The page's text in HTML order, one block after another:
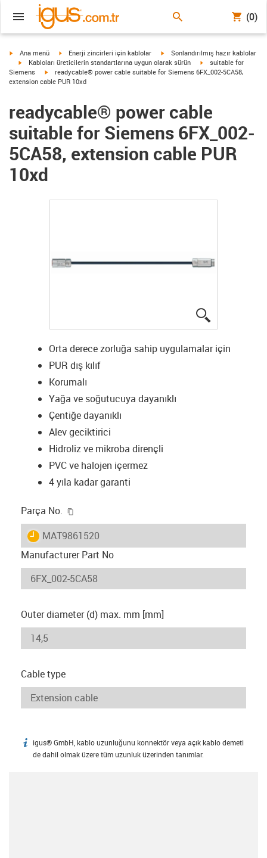
(0)
igus-icon-arrow-right
Ana menü igus-icon-arrow-right
Enerji zincirleri için kablolar igus-icon-arrow-right
Sonlandırılmış hazır kablolar
igus-icon-arrow-right
Kabloları üreticilerin standartlarına uygun olarak sürün igus-icon-arrow-right
suitable for
Siemens
igus-icon-arrow-right
readycable® power cable suitable for Siemens 6FX_002-5CA58,
extension cable PUR 10xd
readycable® power cable
suitable for Siemens 6FX_002-
5CA58, extension cable PUR
10xd
Orta derece zorluğa sahip uygulamalar için
PUR dış kılıf
Korumalı
Yağa ve soğutucuya dayanıklı
Çentiğe dayanıklı
Alev geciktirici
Hidroliz ve mikroba dirençli
PVC ve halojen içermez
4 yıla kadar garanti
Parça No.
igus-icon-lieferzeit
MAT9861520
Manufacturer Part No
Outer diameter (d) max. mm [mm]
Cable type
igus-icon-info
igus® GmbH, kablo uzunluğunu konnektör veya açık kablo demeti
de dahil olmak üzere tüm uzunluk üzerinden tanımlar.